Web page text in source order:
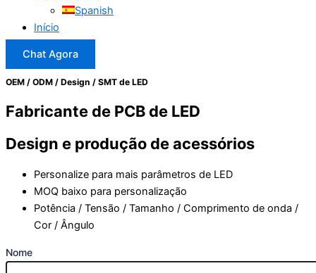
Spanish
Início
Chat Agora
OEM / ODM / Design / SMT de LED
Fabricante de PCB de LED
Design e produção de acessórios
Personalize para mais parâmetros de LED
MOQ baixo para personalização
Potência / Tensão / Tamanho / Comprimento de onda /
Cor / Ângulo
Nome